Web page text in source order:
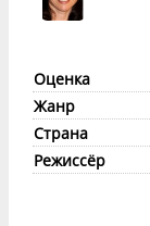
Оценка
Жанр
Страна
Режиссёр